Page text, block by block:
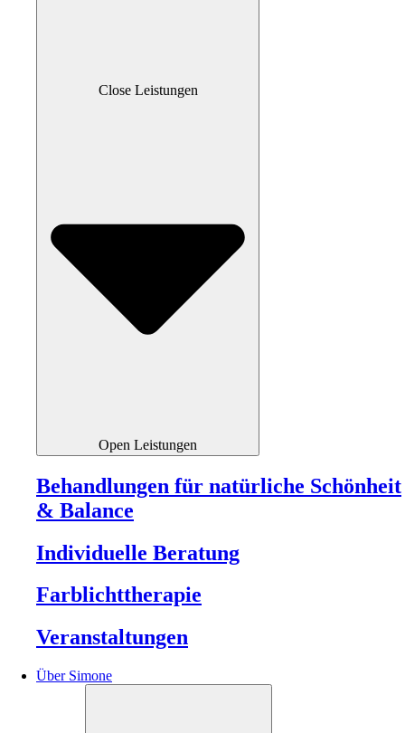
Close Leistungen
Open Leistungen
Behandlungen für natürliche Schönheit
& Balance
Individuelle Beratung
Farblichttherapie
Veranstaltungen
Über Simone